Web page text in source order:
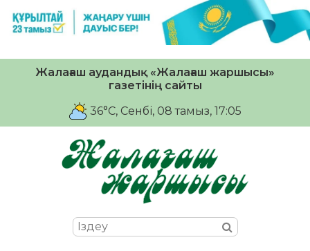
Жалағаш аудандық «Жалағаш жаршысы»
газетінің сайты
36°C, Сенбі, 08 тамыз, 17:05